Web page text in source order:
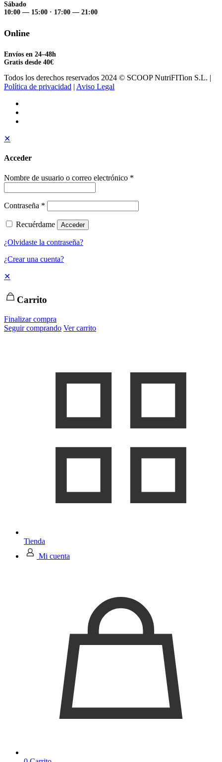
Sábado
10:00 — 15:00 · 17:00 — 21:00
Online
Envíos en 24–48h
Gratis desde 40€
Todos los derechos reservados 2024 © SCOOP NutriFITion S.L. |
Política de privacidad | Aviso Legal
✕
Acceder
Nombre de usuario o correo electrónico *
Contraseña *
Recuérdame Acceder
¿Olvidaste la contraseña?
¿Crear una cuenta?
✕
Carrito
Finalizar compra
Seguir comprando Ver carrito
Tienda
Mi cuenta